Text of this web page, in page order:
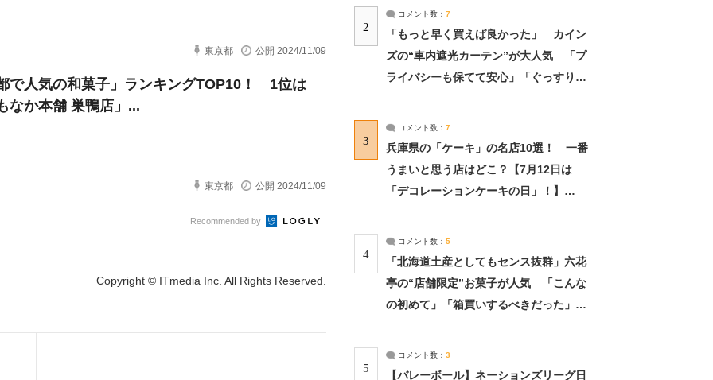
東京都 公開 2024/11/09
で人気の和菓子」ランキングTOP10！ 1位は
なか本舗 巣鴨店」...
東京都 公開 2024/11/09
Recommended by
Copyright © ITmedia Inc. All Rights Reserved.
2
コメント数： 7
「もっと早く買えば良かった」 カイン
ズの“車内遮光カーテン”が大人気 「プ
ライバシーも保てて安心」「ぐっすり眠
3
コメント数： 7
兵庫県の「ケーキ」の名店10選！ 一番
うまいと思う店はどこ？【7月12日は
「デコレーションケーキの日」！】
4
コメント数： 5
「北海道土産としてもセンス抜群」六花
亭の“店舗限定”お菓子が人気 「こんな
の初めて」「箱買いするべきだった」
5
コメント数： 3
【バレーボール】ネーションズリーグ日